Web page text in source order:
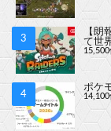
【朗
て世
ポケ